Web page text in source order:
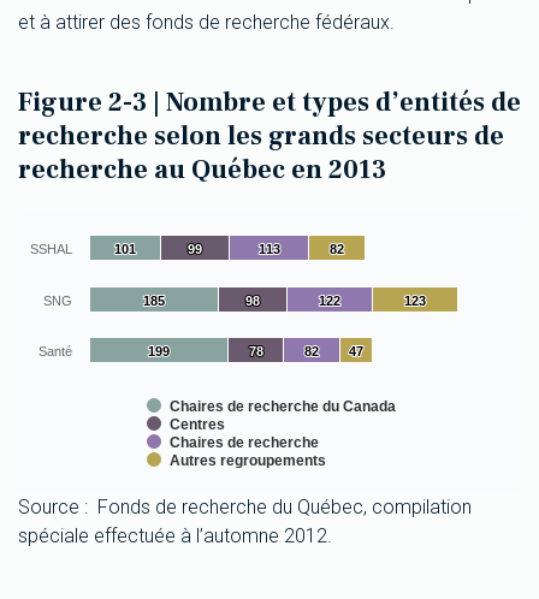
et à attirer des fonds de recherche fédéraux.
Figure 2-3 | Nombre et types d’entités de
recherche selon les grands secteurs de
recherche au Québec en 2013
Bar chart with 4 data series.
The chart has 1 X axis displaying categories.
The chart has 1 Y axis displaying values. Data ranges from
101
101
185
185
199
199
99
99
98
98
78
78
113
113
122
122
82
82
82
82
123
123
47
47
Chaires de recherche du Canada
Centres
Chaires de recherche
Autres regroupements
SSHAL
SNG
Santé
End of interactive chart.
Source : Fonds de recherche du Québec, compilation
spéciale effectuée à l’automne 2012.